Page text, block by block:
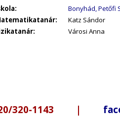
Bonyhád, Petőfi
Katz Sándor
Városi Anna
320-1143 |